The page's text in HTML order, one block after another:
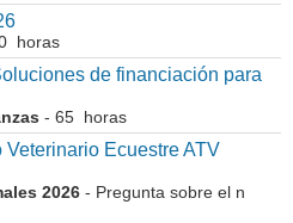
horas
de financiación para
- 65 horas
Ecuestre ATV
2026 - Pregunta sobre el n